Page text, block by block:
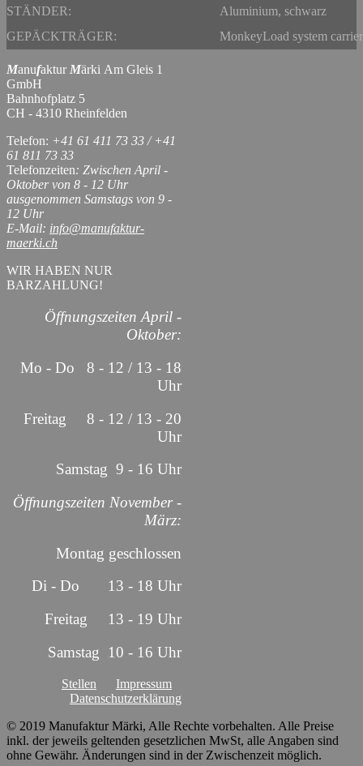
STÄNDER:
Aluminium, schwarz
GEPÄCKTRÄGER:
MonkeyLoad system carrier
Manufaktur Märki Am Gleis 1
GmbH
Bahnhofplatz 5
CH - 4310 Rheinfelden
Telefon: +41 61 411 73 33 / +41
61 811 73 33
Telefonzeiten: Zwischen April -
Oktober von 8 - 12 Uhr
ausgenommen Samstags von 9 -
12 Uhr
E-Mail: info@manufaktur-
maerki.ch
WIR HABEN NUR
BARZAHLUNG!
Öffnungszeiten April -
Oktober:
Mo - Do 8 - 12 / 13 - 18
Uhr
Freitag 8 - 12 / 13 - 20
Uhr
Samstag 9 - 16 Uhr
Öffnungszeiten November -
März:
Montag geschlossen
Di - Do 13 - 18 Uhr
Freitag 13 - 19 Uhr
Samstag 10 - 16 Uhr
Stellen
Impressum
Datenschutzerklärung
© 2019 Manufaktur Märki, Alle Rechte vorbehalten. Alle Preise
inkl. der jeweils geltenden gesetzlichen MwSt, alle Angaben sind
ohne Gewähr. Änderungen sind in der Zwischenzeit möglich.